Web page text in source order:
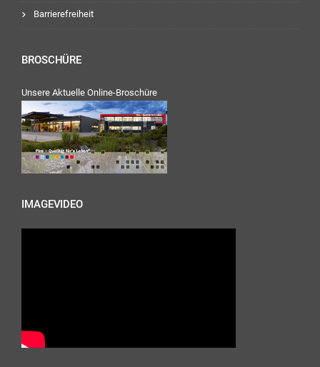
Barrierefreiheit
BROSCHÜRE
Unsere Aktuelle Online-Broschüre
IMAGEVIDEO